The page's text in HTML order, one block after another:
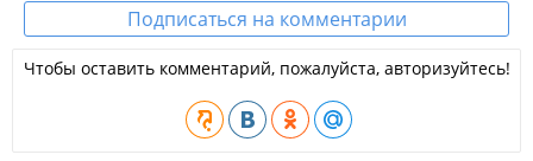
Подписаться на комментарии
Чтобы оставить комментарий, пожалуйста, авторизуйтесь!